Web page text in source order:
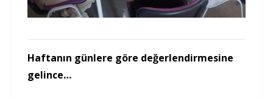
Haftanın günlere göre değerlendirmesine
gelince…